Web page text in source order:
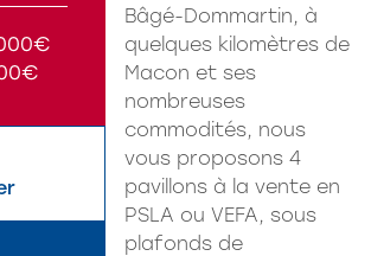
Bâgé-Dommartin, à
quelques kilomètres de
Macon et ses
nombreuses
commodités, nous
vous proposons 4
pavillons à la vente en
PSLA ou VEFA, sous
plafonds de